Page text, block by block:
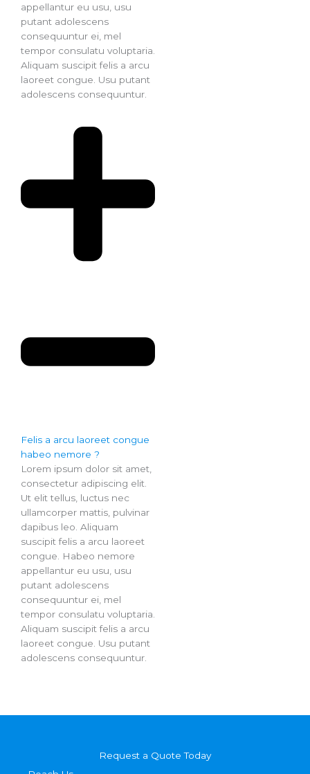
appellantur eu usu, usu
putant adolescens
consequuntur ei, mel
tempor consulatu voluptaria.
Aliquam suscipit felis a arcu
laoreet congue. Usu putant
adolescens consequuntur.
Felis a arcu laoreet congue
habeo nemore ?
Lorem ipsum dolor sit amet,
consectetur adipiscing elit.
Ut elit tellus, luctus nec
ullamcorper mattis, pulvinar
dapibus leo. Aliquam
suscipit felis a arcu laoreet
congue. Habeo nemore
appellantur eu usu, usu
putant adolescens
consequuntur ei, mel
tempor consulatu voluptaria.
Aliquam suscipit felis a arcu
laoreet congue. Usu putant
adolescens consequuntur.
Request a Quote Today